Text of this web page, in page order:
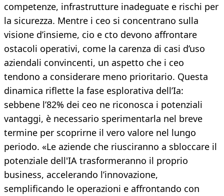
competenze, infrastrutture inadeguate e rischi per
la sicurezza. Mentre i ceo si concentrano sulla
visione d’insieme, cio e cto devono affrontare
ostacoli operativi, come la carenza di casi d’uso
aziendali convincenti, un aspetto che i ceo
tendono a considerare meno prioritario. Questa
dinamica riflette la fase esplorativa dell’Ia:
sebbene l’82% dei ceo ne riconosca i potenziali
vantaggi, è necessario sperimentarla nel breve
termine per scoprirne il vero valore nel lungo
periodo. «Le aziende che riusciranno a sbloccare il
potenziale dell'IA trasformeranno il proprio
business, accelerando l’innovazione,
semplificando le operazioni e affrontando con